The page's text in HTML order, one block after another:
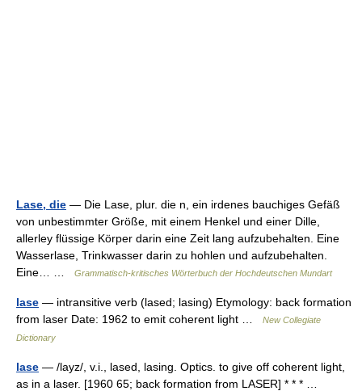
Lase, die — Die Lase, plur. die n, ein irdenes bauchiges Gefäß
von unbestimmter Größe, mit einem Henkel und einer Dille,
allerley flüssige Körper darin eine Zeit lang aufzubehalten. Eine
Wasserlase, Trinkwasser darin zu hohlen und aufzubehalten.
Eine… …
Grammatisch-kritisches Wörterbuch der Hochdeutschen Mundart
lase — intransitive verb (lased; lasing) Etymology: back formation
from laser Date: 1962 to emit coherent light …
New Collegiate
Dictionary
lase — /layz/, v.i., lased, lasing. Optics. to give off coherent light,
as in a laser. [1960 65; back formation from LASER] * * * …